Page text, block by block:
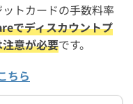
トカードの手数料率
でディスカウントプ
意が必要です。
ちら